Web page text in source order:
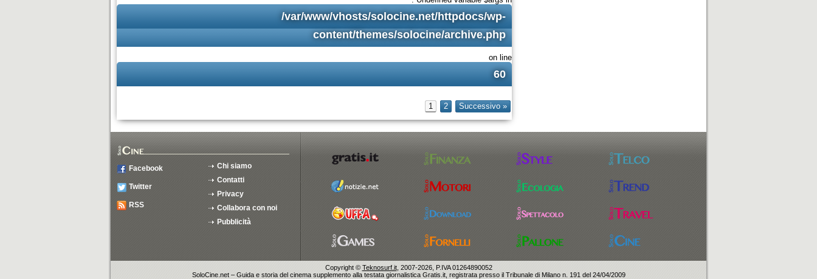
/var/www/vhosts/solocine.net/httpdocs/wp-
content/themes/solocine/archive.php
on line
60
1 2 Successivo »
Facebook
Twitter
RSS
Chi siamo
Contatti
Privacy
Collabora con noi
Pubblicità
Copyright © Teknosurf.it, 2007-2026, P.IVA 01264890052
SoloCine.net – Guida e storia del cinema supplemento alla testata giornalistica Gratis.it, registrata presso il Tribunale di Milano n. 191 del 24/04/2009